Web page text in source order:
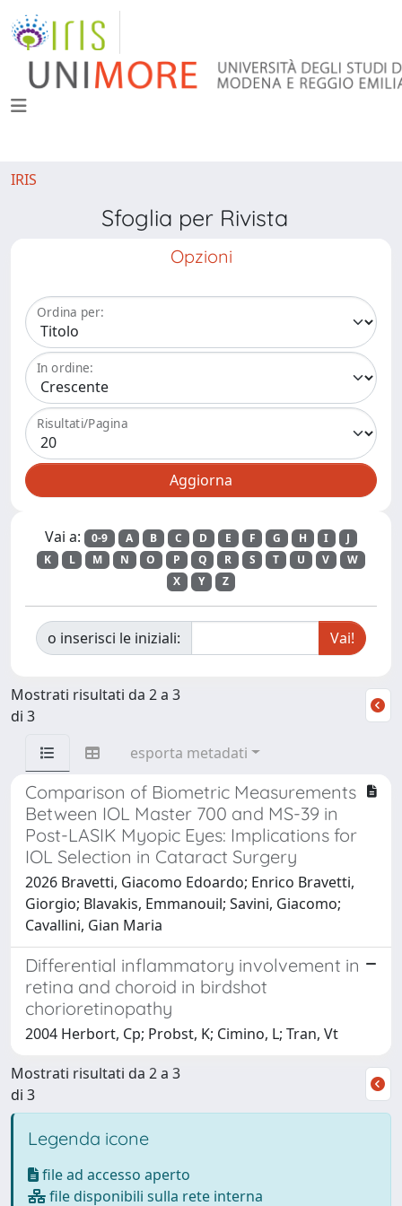
IRIS
Sfoglia per Rivista
Opzioni
Ordina per:
In ordine:
Risultati/Pagina
Vai a: 0-9 A B C D E F G H I
J
K
L M N O P Q R S T U V
W
X
Y Z
o inserisci le iniziali:
Mostrati risultati da 2 a 3
di 3
esporta metadati
Comparison of Biometric Measurements
Between IOL Master 700 and MS-39 in
Post-LASIK Myopic Eyes: Implications for
IOL Selection in Cataract Surgery
2026 Bravetti, Giacomo Edoardo; Enrico Bravetti,
Giorgio; Blavakis, Emmanouil; Savini, Giacomo;
Cavallini, Gian Maria
Differential inflammatory involvement in
retina and choroid in birdshot
chorioretinopathy
2004 Herbort, Cp; Probst, K; Cimino, L; Tran, Vt
Mostrati risultati da 2 a 3
di 3
Legenda icone
file ad accesso aperto
file disponibili sulla rete interna